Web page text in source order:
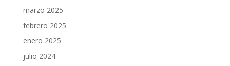
marzo 2025
febrero 2025
enero 2025
julio 2024